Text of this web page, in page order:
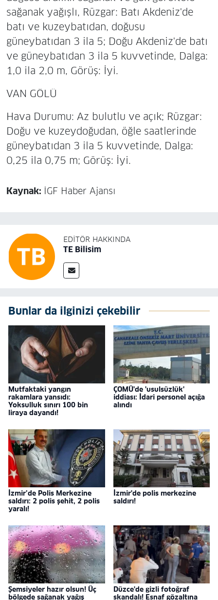
sağanak yağışlı, Rüzgar: Batı Akdeniz'de
batı ve kuzeybatıdan, doğusu
güneybatıdan 3 ila 5; Doğu Akdeniz'de batı
ve güneybatıdan 3 ila 5 kuvvetinde, Dalga:
1,0 ila 2,0 m, Görüş: İyi.
VAN GÖLÜ
Hava Durumu: Az bulutlu ve açık; Rüzgar:
Doğu ve kuzeydoğudan, öğle saatlerinde
güneybatıdan 3 ila 5 kuvvetinde, Dalga:
0,25 ila 0,75 m; Görüş: İyi.
Kaynak: İGF Haber Ajansı
EDITÖR HAKKINDA
TE Bilisim
Bunlar da ilginizi çekebilir
Mutfaktaki yangın
rakamlara yansıdı:
Yoksulluk sınırı 100 bin
liraya dayandı!
ÇOMÜ'de 'usulsüzlük'
iddiası: İdari personel açığa
alındı
İzmir’de Polis Merkezine
saldırı: 2 polis şehit, 2 polis
yaralı!
İzmir'de polis merkezine
saldırı!
Şemsiyeler hazır olsun! Üç
bölgede sağanak yağış
Düzce'de gizli fotoğraf
skandalı! Esnaf gözaltına